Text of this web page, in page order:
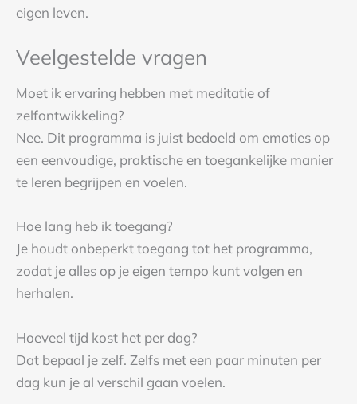
eigen leven.
Veelgestelde vragen
Moet ik ervaring hebben met meditatie of
zelfontwikkeling?
Nee. Dit programma is juist bedoeld om emoties op
een eenvoudige, praktische en toegankelijke manier
te leren begrijpen en voelen.
Hoe lang heb ik toegang?
Je houdt onbeperkt toegang tot het programma,
zodat je alles op je eigen tempo kunt volgen en
herhalen.
Hoeveel tijd kost het per dag?
Dat bepaal je zelf. Zelfs met een paar minuten per
dag kun je al verschil gaan voelen.